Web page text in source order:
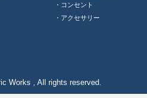
・コンセント
・アクセサリー
Works , All rights reserved.